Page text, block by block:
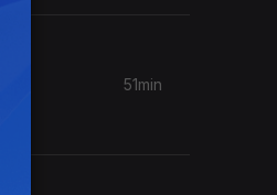
51min